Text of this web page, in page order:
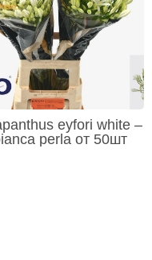
eyfori white –
perla от 50шт